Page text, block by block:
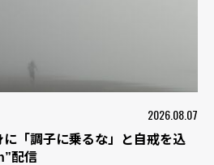
2026.08.07
「調子に乗るな」と自戒を込
配信